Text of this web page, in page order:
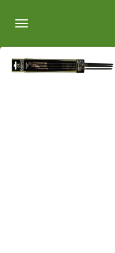
direct
de
hoofdinhoud